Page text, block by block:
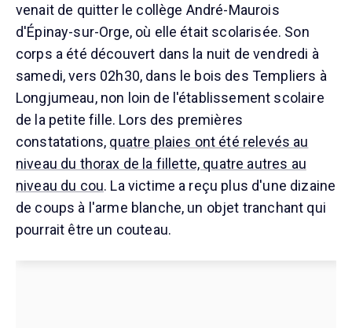
venait de quitter le collège André-Maurois
d'Épinay-sur-Orge, où elle était scolarisée. Son
corps a été découvert dans la nuit de vendredi à
samedi, vers 02h30, dans le bois des Templiers à
Longjumeau, non loin de l'établissement scolaire
de la petite fille. Lors des premières
constatations, quatre plaies ont été relevés au
niveau du thorax de la fillette, quatre autres au
niveau du cou. La victime a reçu plus d'une dizaine
de coups à l'arme blanche, un objet tranchant qui
pourrait être un couteau.